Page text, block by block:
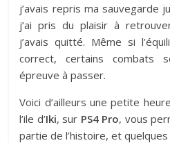
j’avais repris ma sauvegarde
j’ai pris du plaisir à
j’avais quitté. Même si
correct, certains combats
épreuve à passer.
Voici d’ailleurs une petite
l’ile d’Iki, sur PS4 Pro, vous
partie de l’histoire, et